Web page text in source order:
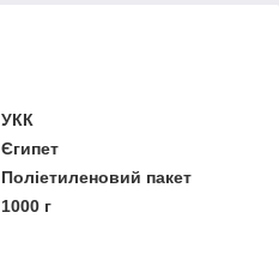
УКК
Єгипет
Поліетиленовий пакет
1000 г